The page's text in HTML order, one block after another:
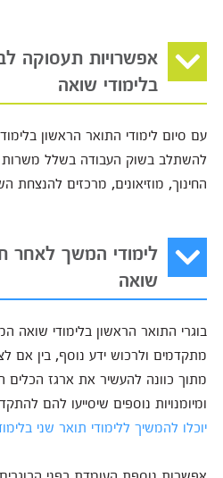
אפשרויות תעסוקה
בלימודי שואה
עם סיום לימודי התואר הראשון
להשתלב בשוק העבודה בשלל
החינוך, מוזיאונים, מרכזים להנצחת
לימודי המשך לאחר
שואה
בוגרי התואר הראשון בלימודי שואה
מתקדמים ולרכוש ידע נוסף, בין אם
מתוך כוונה להעשיר את ארגז הכלים
ומיומנויות נוספים שיסייעו להם
יוכלו להמשיך ללימודי תואר שני